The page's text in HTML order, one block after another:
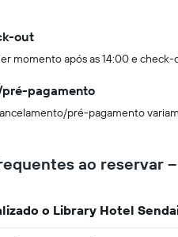
out
momento após as 14:00 e
pagamento
pré-pagamento
ao reservar
o Library Hotel